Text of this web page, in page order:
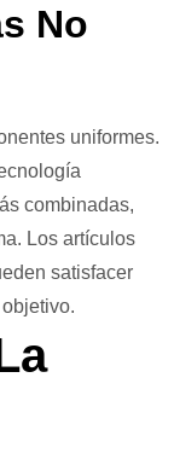
No
uniformes.
combinadas,
Los artículos
satisfacer